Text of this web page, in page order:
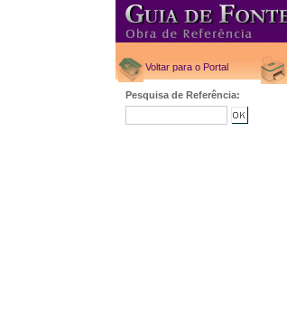
Voltar para o Portal
Pesquisa de Referência: